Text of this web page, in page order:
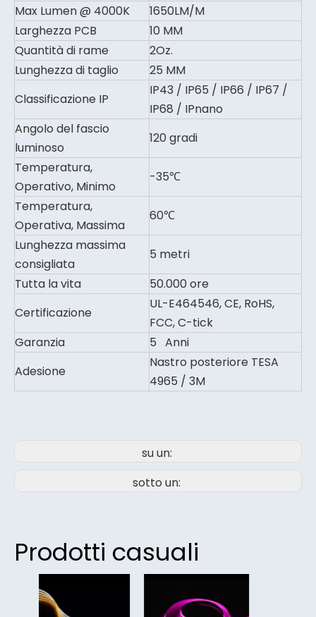
Max Lumen @ 4000K
1650LM/M
Larghezza PCB
10 MM
Quantità di rame
2Oz.
Lunghezza di taglio
25 MM
Classificazione IP
IP43 / IP65 / IP66 / IP67 /
IP68 / IPnano
Angolo del fascio
luminoso
120 gradi
Temperatura,
Operativo, Minimo
-35℃
Temperatura,
Operativa, Massima
60℃
Lunghezza massima
consigliata
5 metri
Tutta la vita
50.000 ore
Certificazione
UL-E464546, CE, RoHS,
FCC, C-tick
Garanzia
5 Anni
Adesione
Nastro posteriore TESA
4965 / 3M
su un:
sotto un:
Prodotti casuali